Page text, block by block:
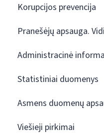
Korupcijos prevencija
Pranešėjų apsauga.
Administracinė
Statistiniai duomenys
Asmens duomenų
Viešieji pirkimai